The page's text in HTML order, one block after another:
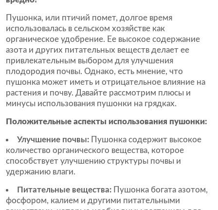
Пушонка, или птичий помет, долгое время
использовалась в сельском хозяйстве как
органическое удобрение. Ее высокое содержание
азота и других питательных веществ делает ее
привлекательным выбором для улучшения
плодородия почвы. Однако, есть мнение, что
пушонка может иметь и отрицательное влияние на
растения и почву. Давайте рассмотрим плюсы и
минусы использования пушонки на грядках.
Положительные аспекты использования пушонки:
Улучшение почвы: Пушонка содержит высокое
количество органического вещества, которое
способствует улучшению структуры почвы и
удержанию влаги.
Питательные вещества: Пушонка богата азотом,
фосфором, калием и другими питательными